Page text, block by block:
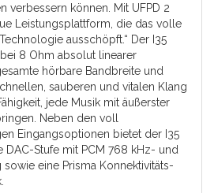
verbessern können. Mit UFPD 2
Leistungsplattform, die das volle
ausschöpft.“ Der I35
8 Ohm absolut linearer
hörbare Bandbreite und
sauberen und vitalen Klang
jede Musik mit äußerster
Neben den voll
Eingangsoptionen bietet der I35
DAC-Stufe mit PCM 768 kHz- und
eine Prisma Konnektivitäts-